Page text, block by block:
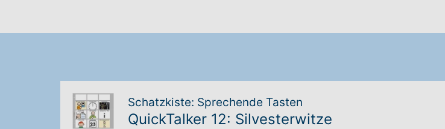
Schatzkiste: Sprechende Tasten
QuickTalker 12: Silvesterwitze